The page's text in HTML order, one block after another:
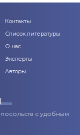
Контакты
Список литературы
О нас
Эксперты
Авторы
с удобным